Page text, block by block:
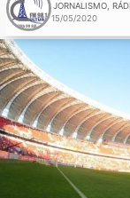
JORNALISMO,
15/05/2020